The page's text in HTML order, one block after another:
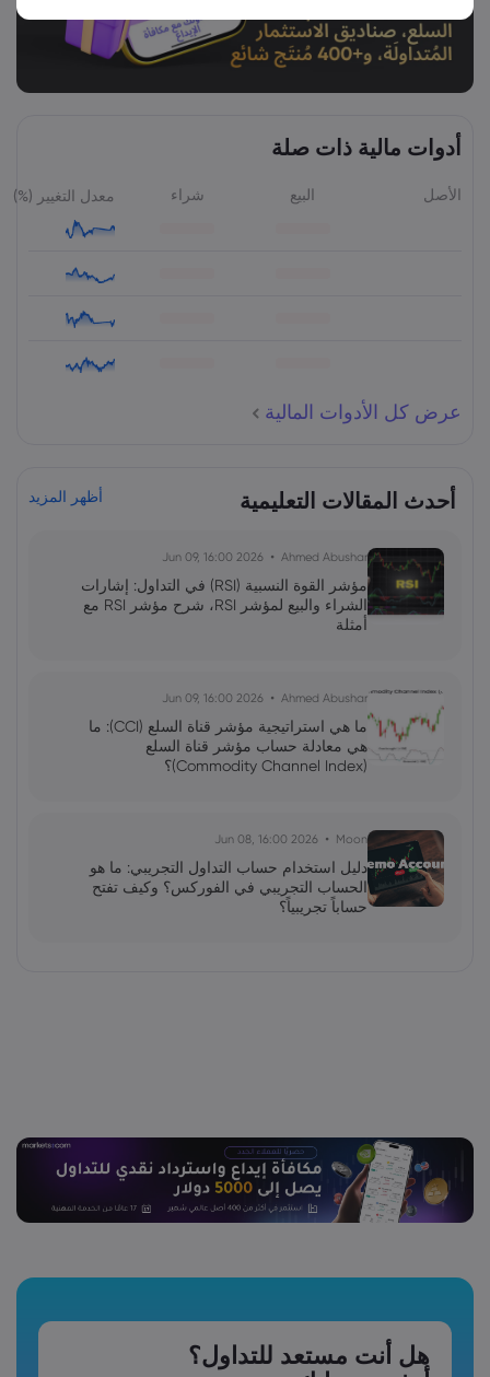
أدوات مالية ذات صلة
الأصل البيع شراء معدل التغيير (%)
عرض كل الأدوات المالية
أحدث المقالات التعليمية أظهر المزيد
Ahmed Abushar
2026 Jun 09, 16:00
مؤشر القوة النسبية (RSI) في التداول: إشارات
الشراء والبيع لمؤشر RSI، شرح مؤشر RSI مع
أمثلة
Ahmed Abushar
2026 Jun 09, 16:00
ما هي استراتيجية مؤشر قناة السلع (CCI): ما
هي معادلة حساب مؤشر قناة السلع
(Commodity Channel Index)؟
Moon
2026 Jun 08, 16:00
دليل استخدام حساب التداول التجريبي: ما هو
الحساب التجريبي في الفوركس؟ وكيف تفتح
حساباً تجريبياً؟
هل أنت مستعد للتداول؟